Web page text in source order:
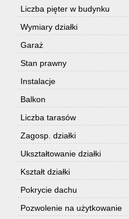
Liczba pięter w budynku
Wymiary działki
Garaż
Stan prawny
Instalacje
Balkon
Liczba tarasów
Zagosp. działki
Ukształtowanie działki
Kształt działki
Pokrycie dachu
Pozwolenie na użytkowanie